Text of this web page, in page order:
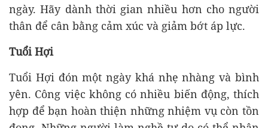
ngày. Hãy dành thời gian nhiều hơn cho người
thân để cân bằng cảm xúc và giảm bớt áp lực.
Tuổi Hợi
Tuổi Hợi đón một ngày khá nhẹ nhàng và bình
yên. Công việc không có nhiều biến động, thích
hợp để bạn hoàn thiện những nhiệm vụ còn tồn